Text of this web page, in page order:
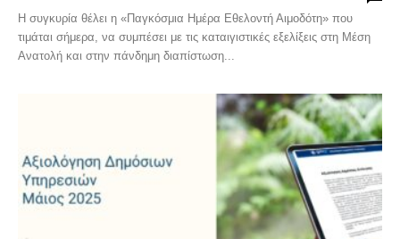
Η συγκυρία θέλει η «Παγκόσμια Ημέρα Εθελοντή Αιμοδότη» που
τιμάται σήμερα, να συμπέσει με τις καταιγιστικές εξελίξεις στη Μέση
Ανατολή και στην πάνδημη διαπίστωση...